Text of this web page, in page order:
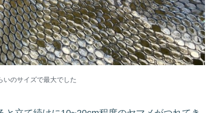
いのサイズで最大でした